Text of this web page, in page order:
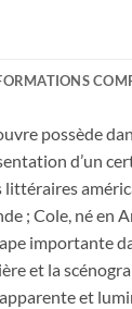
possède
d’un
; Cole, né en
importante
et la
et